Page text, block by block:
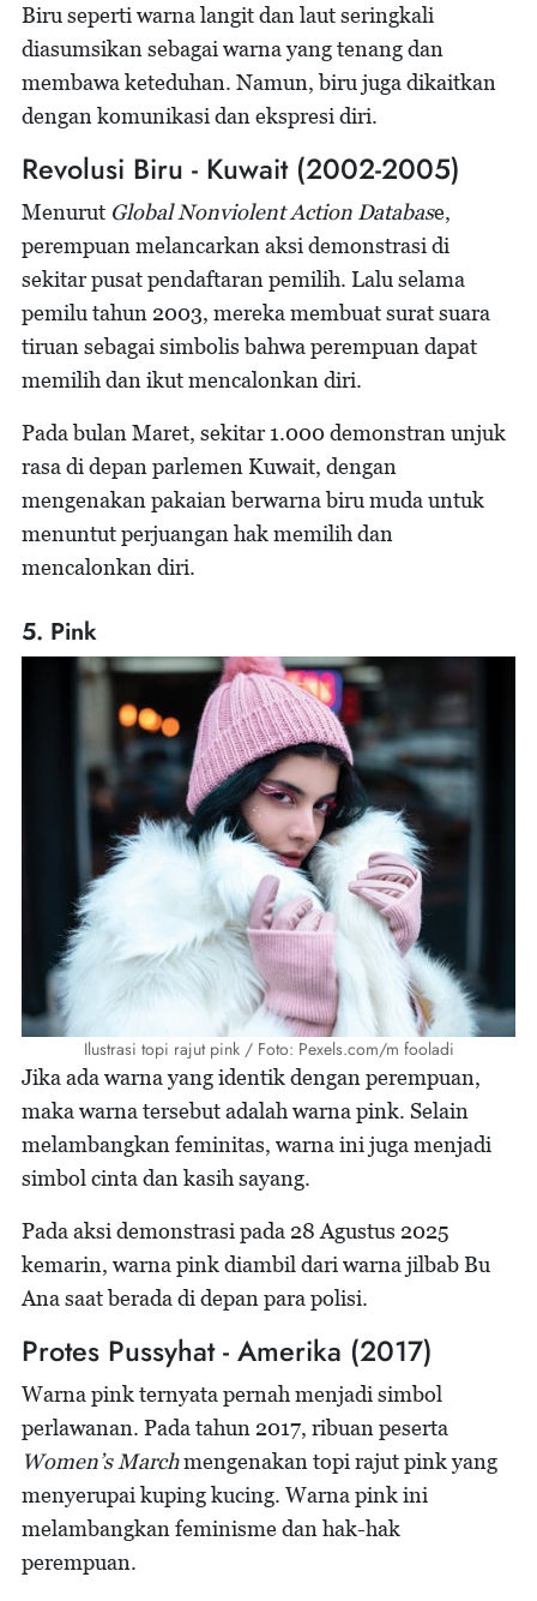
Biru seperti warna langit dan laut seringkali
diasumsikan sebagai warna yang tenang dan
membawa keteduhan. Namun, biru juga dikaitkan
dengan komunikasi dan ekspresi diri.
Revolusi Biru - Kuwait (2002-2005)
Menurut Global Nonviolent Action Database,
perempuan melancarkan aksi demonstrasi di
sekitar pusat pendaftaran pemilih. Lalu selama
pemilu tahun 2003, mereka membuat surat suara
tiruan sebagai simbolis bahwa perempuan dapat
memilih dan ikut mencalonkan diri.
Pada bulan Maret, sekitar 1.000 demonstran unjuk
rasa di depan parlemen Kuwait, dengan
mengenakan pakaian berwarna biru muda untuk
menuntut perjuangan hak memilih dan
mencalonkan diri.
5. Pink
Ilustrasi topi rajut pink / Foto: Pexels.com/m fooladi
Jika ada warna yang identik dengan perempuan,
maka warna tersebut adalah warna pink. Selain
melambangkan feminitas, warna ini juga menjadi
simbol cinta dan kasih sayang.
Pada aksi demonstrasi pada 28 Agustus 2025
kemarin, warna pink diambil dari warna jilbab Bu
Ana saat berada di depan para polisi.
Protes Pussyhat - Amerika (2017)
Warna pink ternyata pernah menjadi simbol
perlawanan. Pada tahun 2017, ribuan peserta
Women’s Marchmengenakan topi rajut pink yang
menyerupai kuping kucing. Warna pink ini
melambangkan feminisme dan hak-hak
perempuan.